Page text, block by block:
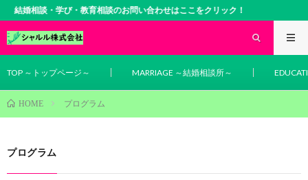
結婚相談・学び・教育相談のお問い合わせはここをクリック！
TOP ～トップページ～ MARRIAGE ～結婚相談所～
HOME プログラム
プログラム